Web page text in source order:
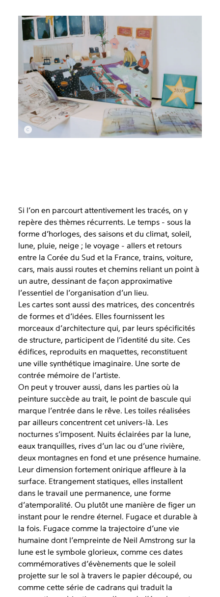
Si l’on en parcourt attentivement les tracés, on y
repère des thèmes récurrents. Le temps - sous la
forme d’horloges, des saisons et du climat, soleil,
lune, pluie, neige ; le voyage - allers et retours
entre la Corée du Sud et la France, trains, voiture,
cars, mais aussi routes et chemins reliant un point à
un autre, dessinant de façon approximative
l’essentiel de l’organisation d’un lieu.
Les cartes sont aussi des matrices, des concentrés
de formes et d’idées. Elles fournissent les
morceaux d’architecture qui, par leurs spécificités
de structure, participent de l’identité du site. Ces
édifices, reproduits en maquettes, reconstituent
une ville synthétique imaginaire. Une sorte de
contrée mémoire de l’artiste.
On peut y trouver aussi, dans les parties où la
peinture succède au trait, le point de bascule qui
marque l’entrée dans le rêve. Les toiles réalisées
par ailleurs concentrent cet univers-là. Les
nocturnes s’imposent. Nuits éclairées par la lune,
eaux tranquilles, rives d’un lac ou d’une rivière,
deux montagnes en fond et une présence humaine.
Leur dimension fortement onirique affleure à la
surface. Etrangement statiques, elles installent
dans le travail une permanence, une forme
d’atemporalité. Ou plutôt une manière de figer un
instant pour le rendre éternel. Fugace et durable à
la fois. Fugace comme la trajectoire d’une vie
humaine dont l’empreinte de Neil Amstrong sur la
lune est le symbole glorieux, comme ces dates
commémoratives d’évènements que le soleil
projette sur le sol à travers le papier découpé, ou
comme cette série de cadrans qui traduit la